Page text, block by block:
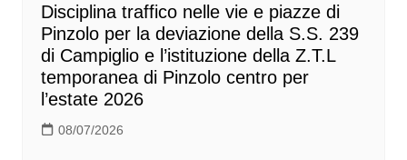
Disciplina traffico nelle vie e piazze di
Pinzolo per la deviazione della S.S. 239
di Campiglio e l’istituzione della Z.T.L
temporanea di Pinzolo centro per
l’estate 2026
08/07/2026